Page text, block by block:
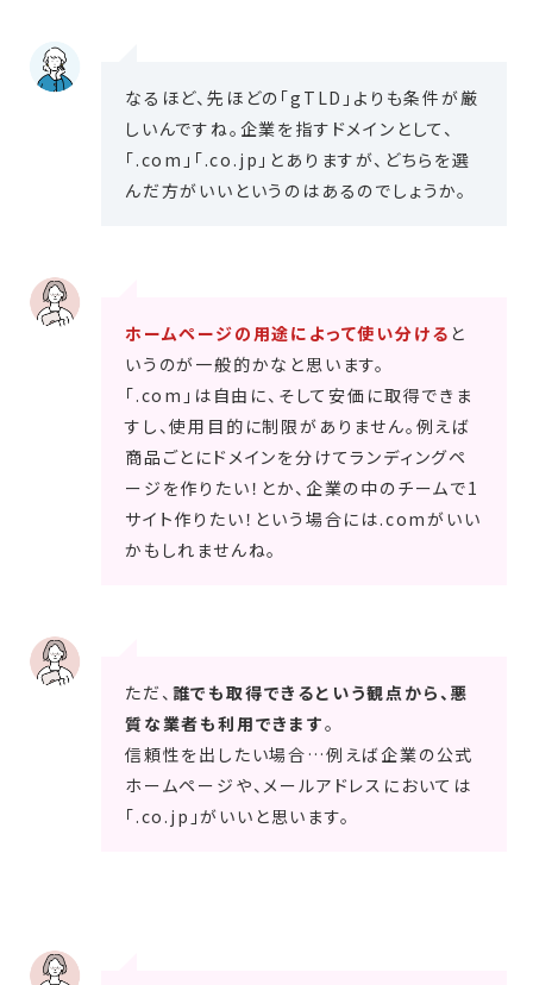
なるほど、先ほどの「gTLD」よりも条件が厳
しいんですね。企業を指すドメインとして、
「.com」「.co.jp」とありますが、どちらを選
んだ方がいいというのはあるのでしょうか。
ホームページの用途によって使い分ける と
いうのが一般的かなと思います。
「.com」は自由に、そして安価に取得できま
すし、使用目的に制限がありません。例えば
商品ごとにドメインを分けてランディングペ
ージを作りたい！とか、企業の中のチームで1
サイト作りたい！という場合には.comがいい
かもしれませんね。
ただ、 誰でも取得できるという観点から、悪
質な業者も利用できます。
信頼性を出したい場合…例えば企業の公式
ホームページや、メールアドレスにおいては
「.co.jp」がいいと思います。